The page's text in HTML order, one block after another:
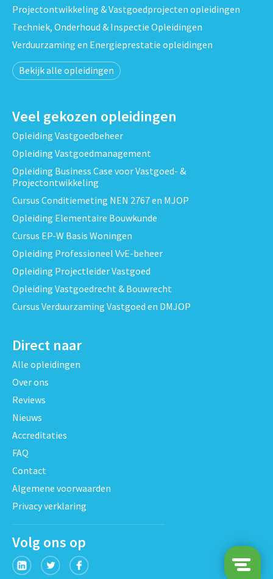
Projectontwikkeling & Vastgoedprojecten opleidingen
Techniek, Onderhoud & Inspectie Opleidingen
Verduurzaming en Energieprestatie opleidingen
Bekijk alle opleidingen
Veel gekozen opleidingen
Opleiding Vastgoedbeheer
Opleiding Vastgoedmanagement
Opleiding Business Case voor Vastgoed- &
Projectontwikkeling
Cursus Conditiemeting NEN 2767 en MJOP
Opleiding Elementaire Bouwkunde
Cursus EP-W Basis Woningen
Opleiding Professioneel VvE-beheer
Opleiding Projectleider Vastgoed
Opleiding Vastgoedrecht & Bouwrecht
Cursus Verduurzaming Vastgoed en DMJOP
Direct naar
Alle opleidingen
Over ons
Reviews
Nieuws
Accreditaties
FAQ
Contact
Algemene voorwaarden
Privacy verklaring
Volg ons op